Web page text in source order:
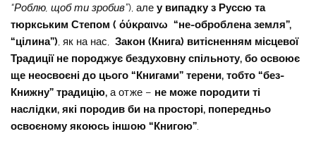
“Роблю, щоб ти зробив”), алеу випадку з Руссю та
тюркським Степом ( όύκραινω “не-оброблена земля”,
“цілина”), як на нас,Закон (Книга) витісненням місцевої
Традиції не породжує бездуховну спільноту, бо освоює
ще неосвоєні до цього “Книгами” терени, тобто “без-
Книжну” традицію, а отже – не може породити ті
наслідки, які породив би на просторі, попередньо
освоєному якоюсь іншою “Книгою”.